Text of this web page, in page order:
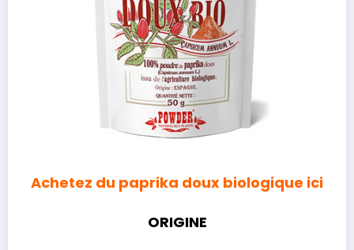
Achetez du paprika doux biologique ici
ORIGINE